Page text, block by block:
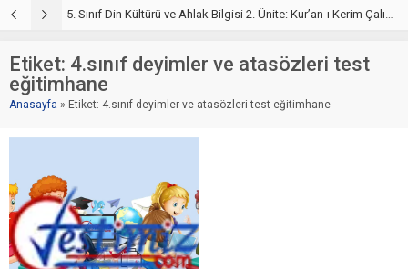
5. Sınıf Kur’an-ı Kerim ve Temel Özellikleri Testi – Online Çöz
Etiket: 4.sınıf deyimler ve atasözleri test
eğitimhane
Anasayfa » Etiket: 4.sınıf deyimler ve atasözleri test eğitimhane